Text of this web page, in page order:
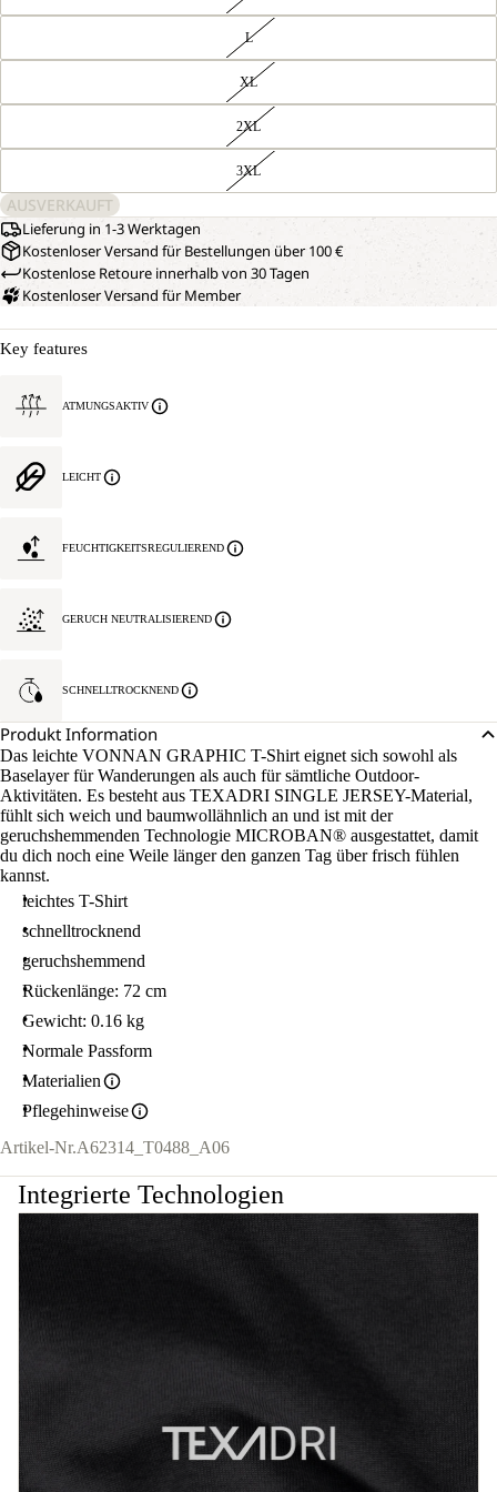
L
XL
2XL
3XL
AUSVERKAUFT
Lieferung in 1-3 Werktagen
Kostenloser Versand für Bestellungen über 100 €
Kostenlose Retoure innerhalb von 30 Tagen
Kostenloser Versand für Member
Key features
ATMUNGSAKTIV
LEICHT
FEUCHTIGKEITSREGULIEREND
GERUCH NEUTRALISIEREND
SCHNELLTROCKNEND
Produkt Information
Das leichte VONNAN GRAPHIC T-Shirt eignet sich sowohl als
Baselayer für Wanderungen als auch für sämtliche Outdoor-
Aktivitäten. Es besteht aus TEXADRI SINGLE JERSEY-Material,
fühlt sich weich und baumwollähnlich an und ist mit der
geruchshemmenden Technologie MICROBAN® ausgestattet, damit
du dich noch eine Weile länger den ganzen Tag über frisch fühlen
kannst.
leichtes T-Shirt
schnelltrocknend
geruchshemmend
Rückenlänge: 72 cm
Gewicht: 0.16 kg
Normale Passform
Materialien
Pflegehinweise
Artikel-Nr.A62314_T0488_A06
Integrierte Technologien